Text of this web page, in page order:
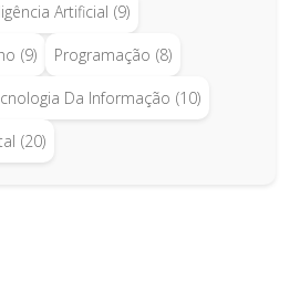
Artificial (9)
(9) Programação (8)
Da Informação (10)
(20)